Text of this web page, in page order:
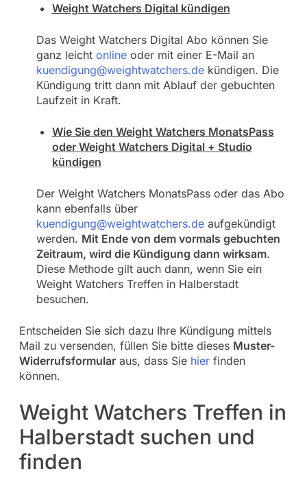
Weight Watchers Digital kündigen
Das Weight Watchers Digital Abo können Sie
ganz leicht onlineoder mit einer E-Mail an
kuendigung@weightwatchers.dekündigen. Die
Kündigung tritt dann mit Ablauf der gebuchten
Laufzeit in Kraft.
Wie Sie den Weight Watchers MonatsPass
oder Weight Watchers Digital + Studio
kündigen
Der Weight Watchers MonatsPass oder das Abo
kann ebenfalls über
kuendigung@weightwatchers.deaufgekündigt
werden. Mit Ende von dem vormals gebuchten
Zeitraum, wird die Kündigung dann wirksam.
Diese Methode gilt auch dann, wenn Sie ein
Weight Watchers Treffen in Halberstadt
besuchen.
Entscheiden Sie sich dazu Ihre Kündigung mittels
Mail zu versenden, füllen Sie bitte dieses Muster-
Widerrufsformularaus, dass Sie hierfinden
können.
Weight Watchers Treffen in
Halberstadt suchen und
finden